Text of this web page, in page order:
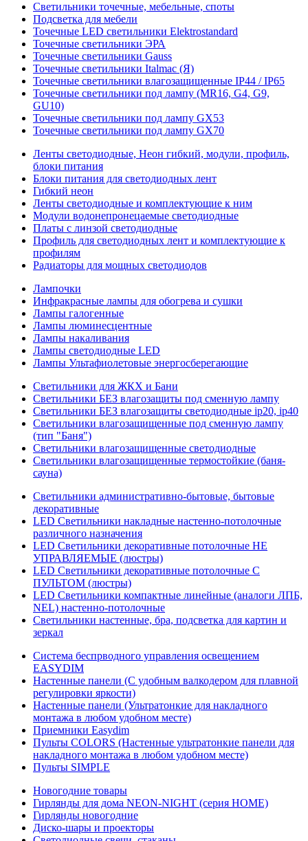
Светильники точечные, мебельные, споты
Подсветка для мебели
Точечные LED светильники Elektrostandard
Точечные светильники ЭРА
Точечные светильники Gauss
Точечные светильники Italmac (Я)
Точечные светильники влагозащищенные IP44 / IP65
Точечные светильники под лампу (MR16, G4, G9,
GU10)
Точечные светильники под лампу GX53
Точечные светильники под лампу GX70
Ленты светодиодные, Неон гибкий, модули, профиль,
блоки питания
Блоки питания для светодиодных лент
Гибкий неон
Ленты светодиодные и комплектующие к ним
Модули водонепронецаемые светодиодные
Платы с линзой светодиодные
Профиль для светодиодных лент и комплектующие к
профилям
Радиаторы для мощных светодиодов
Лампочки
Инфракрасные лампы для обогрева и сушки
Лампы галогенные
Лампы люминесцентные
Лампы накаливания
Лампы светодиодные LED
Лампы Ультафиолетовые энергосберегающие
Светильники для ЖКХ и Бани
Светильники БЕЗ влагозащиты под сменную лампу
Светильники БЕЗ влагозащиты светодиодные ip20, ip40
Светильники влагозащищенные под сменную лампу
(тип "Баня")
Светильники влагозащищенные светодиодные
Светильники влагозащищенные термостойкие (баня-
сауна)
Светильники административно-бытовые, бытовые
декоративные
LED Cветильники накладные настенно-потолочные
различного назначения
LED Светильники декоративные потолочные НЕ
УПРАВЛЯЕМЫЕ (люстры)
LED Светильники декоративные потолочные С
ПУЛЬТОМ (люстры)
LED Светильники компактные линейные (аналоги ЛПБ,
NEL) настенно-потолочные
Светильники настенные, бра, подсветка для картин и
зеркал
Система беспрводного управления освещением
EASYDIM
Настенные панели (С удобным валкодером для плавной
регулировки яркости)
Настенные панели (Ультратонкие для накладного
монтажа в любом удобном месте)
Приемники Easydim
Пульты COLORS (Настенные ультратонкие панели для
накладного монтажа в любом удобном месте)
Пульты SIMPLE
Новогодние товары
Гирлянды для дома NEON-NIGHT (серия HOME)
Гирлянды новогодние
Диско-шары и проекторы